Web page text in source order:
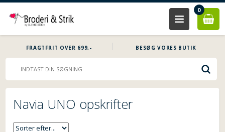
0
FRAGTFRIT OVER 699,- BESØG VORES BUTIK
Navia UNO opskrifter